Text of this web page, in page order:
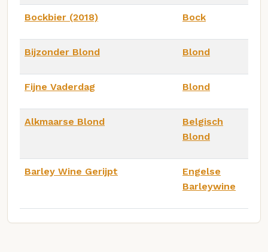
Bockbier (2018) Bock
Bijzonder Blond Blond
Fijne Vaderdag Blond
Alkmaarse Blond
Belgisch
Blond
Barley Wine Gerijpt
Engelse
Barleywine